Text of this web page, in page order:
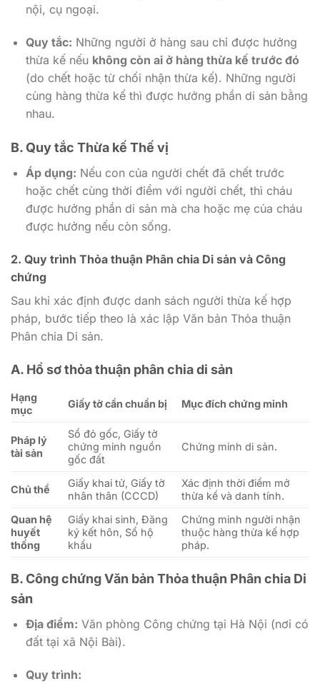
nội, cụ ngoại.
Quy tắc: Những người ở hàng sau chỉ được hưởng
thừa kế nếu không còn ai ở hàng thừa kế trước đó
(do chết hoặc từ chối nhận thừa kế). Những người
cùng hàng thừa kế thì được hưởng phần di sản bằng
nhau.
B. Quy tắc Thừa kế Thế vị
Áp dụng: Nếu con của người chết đã chết trước
hoặc chết cùng thời điểm với người chết, thì cháu
được hưởng phần di sản mà cha hoặc mẹ của cháu
được hưởng nếu còn sống.
2. Quy trình Thỏa thuận Phân chia Di sản và Công
chứng
Sau khi xác định được danh sách người thừa kế hợp
pháp, bước tiếp theo là xác lập Văn bản Thỏa thuận
Phân chia Di sản.
A. Hồ sơ thỏa thuận phân chia di sản
Hạng
mục
Giấy tờ cần chuẩn bị Mục đích chứng minh
Pháp lý
tài sản
Sổ đỏ gốc, Giấy tờ
chứng minh nguồn
gốc đất
Chứng minh di sản.
Chủ thể
Giấy khai tử, Giấy tờ
nhân thân (CCCD)
Xác định thời điểm mở
thừa kế và danh tính.
Quan hệ
huyết
thống
Giấy khai sinh, Đăng
ký kết hôn, Sổ hộ
khẩu
Chứng minh người nhận
thuộc hàng thừa kế hợp
pháp.
B. Công chứng Văn bản Thỏa thuận Phân chia Di
sản
Địa điểm: Văn phòng Công chứng tại Hà Nội (nơi có
đất tại xã Nội Bài).
Quy trình: